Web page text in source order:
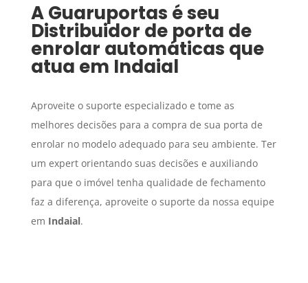
A Guaruportas é seu
Distribuidor de porta de
enrolar automáticas que
atua em Indaial
Aproveite o suporte especializado e tome as
melhores decisões para a compra de sua porta de
enrolar no modelo adequado para seu ambiente. Ter
um expert orientando suas decisões e auxiliando
para que o imóvel tenha qualidade de fechamento
faz a diferença, aproveite o suporte da nossa equipe
em Indaial.